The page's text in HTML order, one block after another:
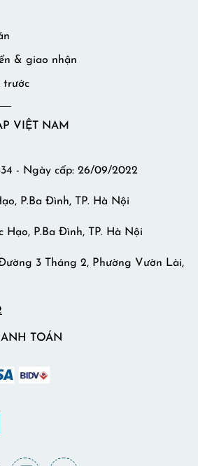
& giao nhận
trước
VIỆT NAM
- Ngày cấp: 26/09/2022
P.Ba Đình, TP. Hà Nội
Hạo, P.Ba Đình, TP. Hà Nội
3 Tháng 2, Phường Vườn Lài,
TOÁN